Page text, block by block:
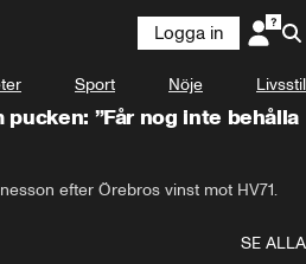
Logga in
Sport Nöje Livsstil
”Får nog inte behålla
efter Örebros vinst mot HV71.
SE ALLA